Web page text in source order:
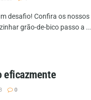
desafio! Confira os
grão-de-bico passo a ...
eficazmente
0